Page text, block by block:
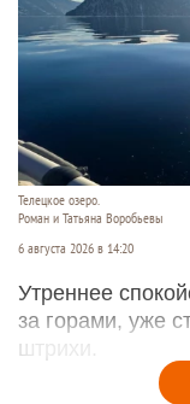
Телецкое озеро.
Роман и Татьяна Воробьевы
6 августа 2026 в 14:20
Утреннее
за горами, уже
штрихи.